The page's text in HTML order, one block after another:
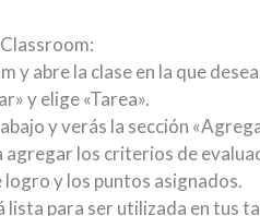
y abre la clase en la que
y elige «Tarea».
y verás la sección
agregar los criterios de
y los puntos asignados.
lista para ser utilizada en tus